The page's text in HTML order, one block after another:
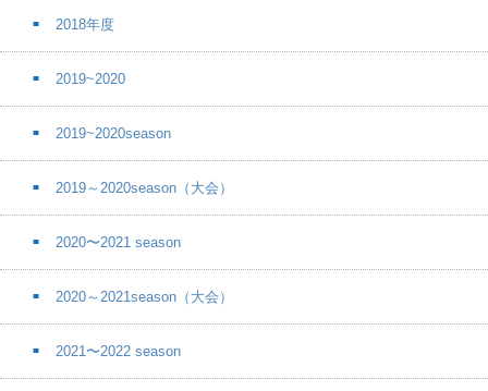
2018年度
2019~2020
2019~2020season
2019～2020season（大会）
2020〜2021 season
2020～2021season（大会）
2021〜2022 season